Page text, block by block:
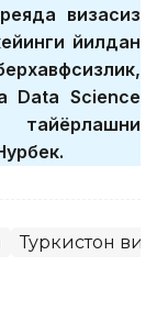
визасиз
йилдан
Data Science
Туркистон